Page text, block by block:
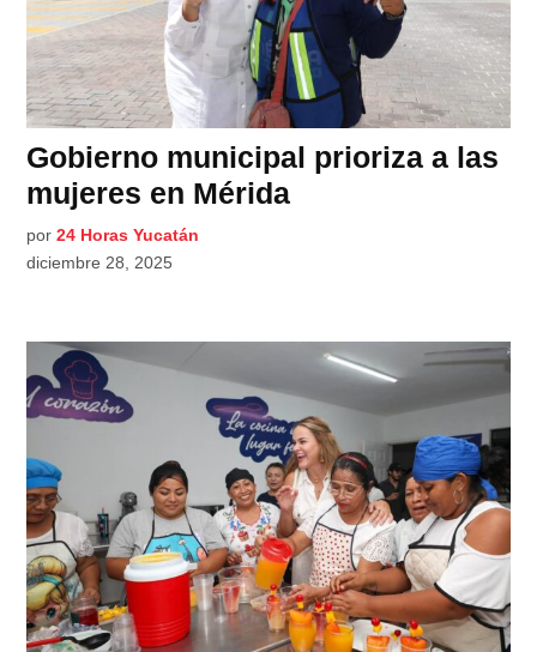
Gobierno municipal prioriza a las
mujeres en Mérida
por 24 Horas Yucatán
diciembre 28, 2025